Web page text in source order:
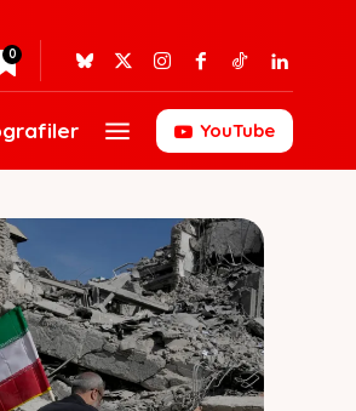
0
YouTube